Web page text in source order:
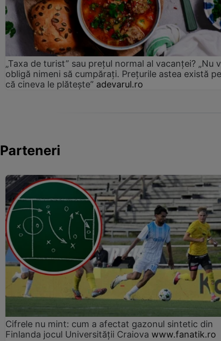
„Taxa de turist” sau prețul normal al vacanței? „Nu
obligă nimeni să cumpărați. Prețurile astea există
că cineva le plătește” adevarul.ro
Parteneri
Cifrele nu mint: cum a afectat gazonul sintetic din
Finlanda jocul Universității Craiova www.fanatik.ro